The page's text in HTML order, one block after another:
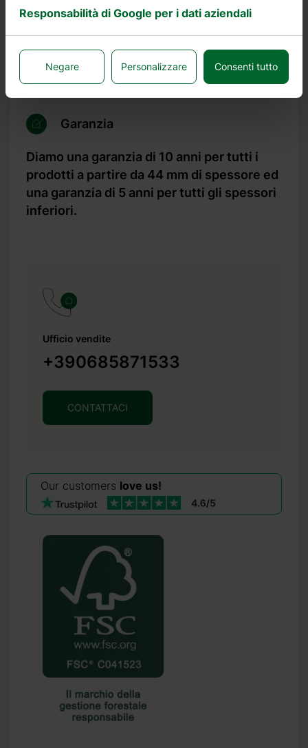
qualità sempre più elevata.
resi o difetti è inferiore allo 0,5%, mentre lo standard del
settore è 10 volte più alto, pari al 5%.
Garanzia
Diamo una garanzia di 10 anni per tutti i
prodotti a partire da 44 mm di spessore ed
una garanzia di 5 anni per tutti gli spessori
inferiori.
Ufficio vendite
+390685871533
CONTATTACI
Our customers love us!
Responsabilità di Google per i dati aziendali
Negare Personalizzare Consenti tutto